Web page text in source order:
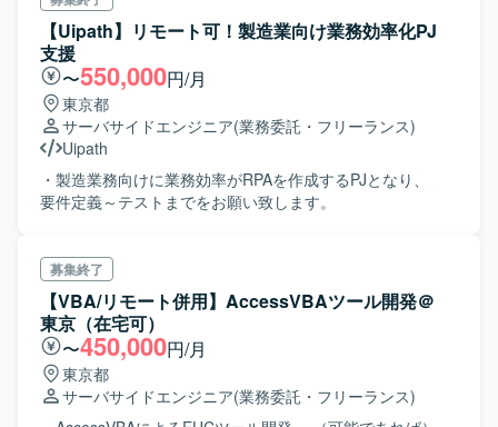
【Uipath】リモート可！製造業向け業務効率化PJ
支援
〜550,000円/月
東京都
サーバサイドエンジニア(業務委託・フリーランス)
Uipath
・製造業務向けに業務効率がRPAを作成するPJとなり、
要件定義～テストまでをお願い致します。
募集終了
【VBA/リモート併用】AccessVBAツール開発＠
東京（在宅可）
〜450,000円/月
東京都
サーバサイドエンジニア(業務委託・フリーランス)